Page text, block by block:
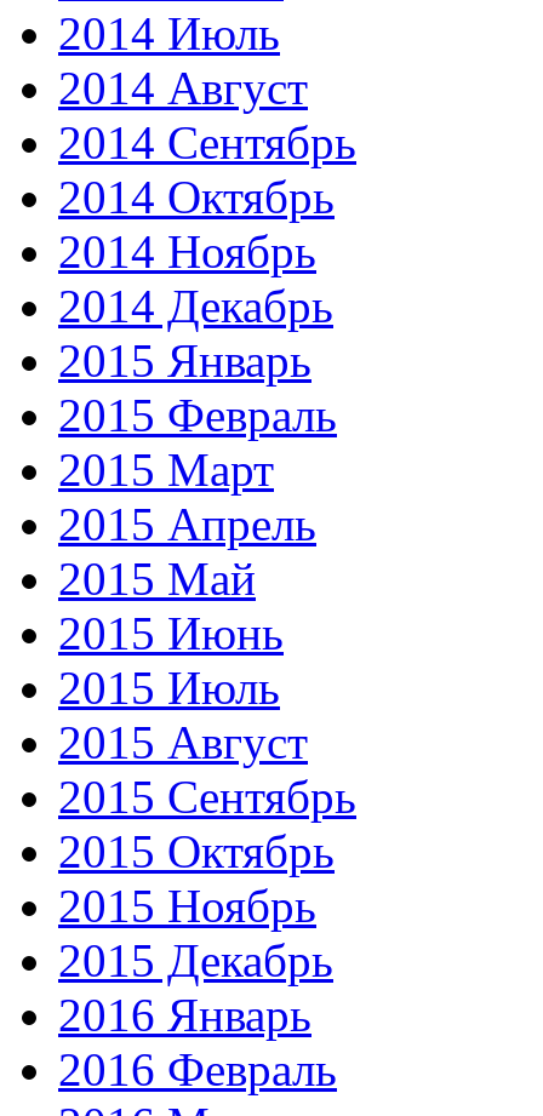
2014 Июль
2014 Август
2014 Сентябрь
2014 Октябрь
2014 Ноябрь
2014 Декабрь
2015 Январь
2015 Февраль
2015 Март
2015 Апрель
2015 Май
2015 Июнь
2015 Июль
2015 Август
2015 Сентябрь
2015 Октябрь
2015 Ноябрь
2015 Декабрь
2016 Январь
2016 Февраль